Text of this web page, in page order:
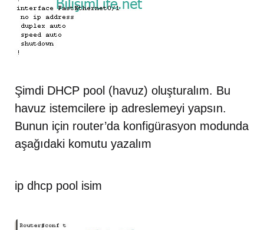
Şimdi DHCP pool (havuz) oluşturalım. Bu
havuz istemcilere ip adreslemeyi yapsın.
Bunun için router’da konfigürasyon modunda
aşağıdaki komutu yazalım
ip dhcp pool isim